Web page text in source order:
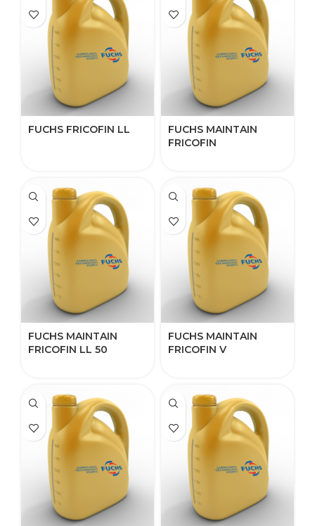
FUCHS FRICOFIN LL
FUCHS MAINTAIN
FRICOFIN
FUCHS MAINTAIN
FRICOFIN LL 50
FUCHS MAINTAIN
FRICOFIN V